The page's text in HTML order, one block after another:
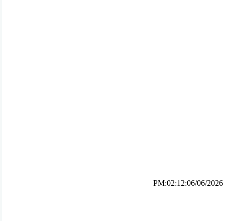
PM:02:12:06/06/2026